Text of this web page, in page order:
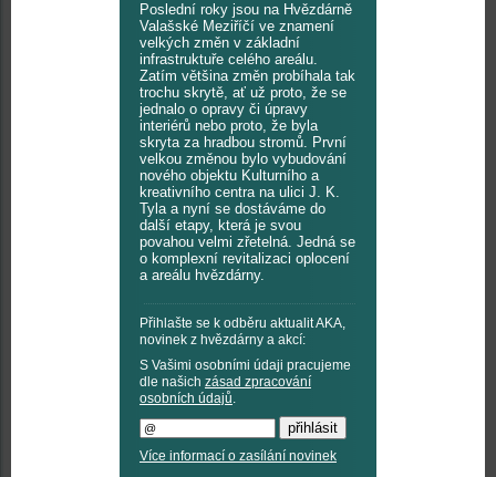
Poslední roky jsou na Hvězdárně
Valašské Meziříčí ve znamení
velkých změn v základní
infrastruktuře celého areálu.
Zatím většina změn probíhala tak
trochu skrytě, ať už proto, že se
jednalo o opravy či úpravy
interiérů nebo proto, že byla
skryta za hradbou stromů. První
velkou změnou bylo vybudování
nového objektu Kulturního a
kreativního centra na ulici J. K.
Tyla a nyní se dostáváme do
další etapy, která je svou
povahou velmi zřetelná. Jedná se
o komplexní revitalizaci oplocení
a areálu hvězdárny.
Přihlašte se k odběru aktualit AKA,
novinek z hvězdárny a akcí:
S Vašimi osobními údaji pracujeme
dle našich zásad zpracování
osobních údajů.
Více informací o zasílání novinek